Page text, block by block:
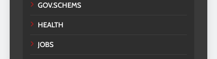
GOV.SCHEMS
HEALTH
JOBS